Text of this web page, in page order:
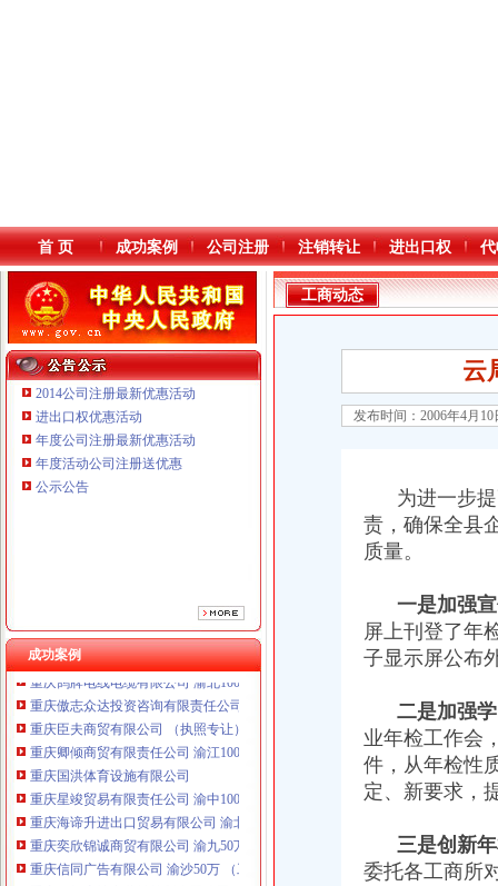
本站导航
首 页 成功案例 公司注册 注销转让 进出口权
2014公司注册最新优惠活动
进出口权优惠活动
年度公司注册最新优惠活动
年度活动公司注册送优惠
公示公告
成功案例
重庆鸽牌电线电缆有限公司 渝北10010万 (进出口权)
重庆傲志众达投资咨询有限责任公司 渝九1000万 （增资）
重庆臣夫商贸有限公司 （执照专让）
重庆卿倾商贸有限责任公司 渝江100万 （工商注册）
重庆国洪体育设施有限公司
重庆星竣贸易有限责任公司 渝中100万 （进出口权）
重庆海谛升进出口贸易有限公司 渝北100万 （进出口权）
重庆奕欣锦诚商贸有限公司 渝九50万 （工商注册）
重庆信同广告有限公司 渝沙50万 （工商注册）
重庆三虹房地产营销策划有限公司
工商动态
云
发布时间：2006年4月
为进一步提
责，确保全县
质量。
一是加强宣
屏上刊登了年
子显示屏公布
二是加强
业年检工作会
件，从年检性
定、新要求，
三是创新年
委托各工商所